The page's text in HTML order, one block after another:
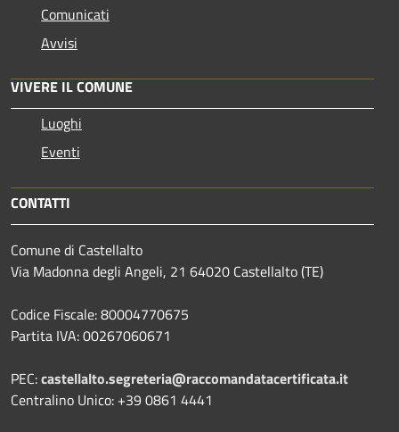
Comunicati
Avvisi
VIVERE IL COMUNE
Luoghi
Eventi
CONTATTI
Comune di Castellalto
Via Madonna degli Angeli, 21 64020 Castellalto (TE)
Codice Fiscale: 80004770675
Partita IVA: 00267060671
PEC:castellalto.segreteria@raccomandatacertificata.it
Centralino Unico: +39 0861 4441